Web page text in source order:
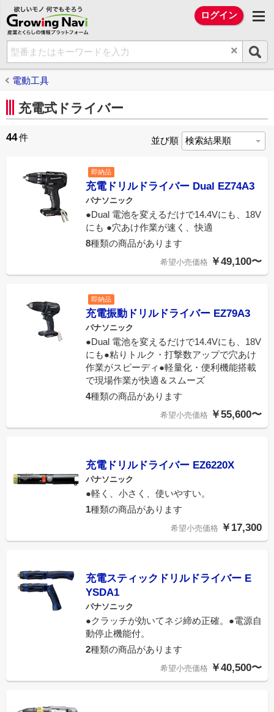
欲しいモノ 何でもそろう Growing Navi（
ログイン
×
電動工具
充電式ドライバー
44件 並び順
即納品
充電ドリルドライバー Dual EZ74A3
パナソニック
●Dual 電池を変えるだけで14.4Vにも、18V
にも ●穴あけ作業が速く、快適
8種類の商品があります
希望小売価格 ￥49,100〜
即納品
充電振動ドリルドライバー EZ79A3
パナソニック
●Dual 電池を変えるだけで14.4Vにも、18V
にも●粘りトルク・打撃数アップで穴あけ
作業がスピーディ●軽量化・便利機能搭載
で現場作業が快適＆スムーズ
4種類の商品があります
希望小売価格 ￥55,600〜
充電ドリルドライバー EZ6220X
パナソニック
●軽く、小さく、使いやすい。
1種類の商品があります
希望小売価格 ￥17,300
充電スティックドリルドライバー E
YSDA1
パナソニック
●クラッチが効いてネジ締め正確。●電源自
動停止機能付。
2種類の商品があります
希望小売価格 ￥40,500〜